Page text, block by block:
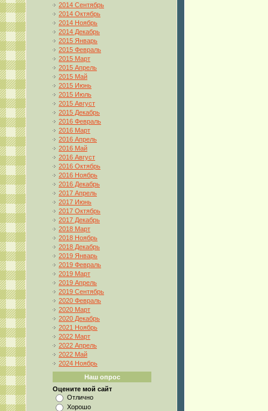
2014 Сентябрь
2014 Октябрь
2014 Ноябрь
2014 Декабрь
2015 Январь
2015 Февраль
2015 Март
2015 Апрель
2015 Май
2015 Июнь
2015 Июль
2015 Август
2015 Декабрь
2016 Февраль
2016 Март
2016 Апрель
2016 Май
2016 Август
2016 Октябрь
2016 Ноябрь
2016 Декабрь
2017 Апрель
2017 Июнь
2017 Октябрь
2017 Декабрь
2018 Март
2018 Ноябрь
2018 Декабрь
2019 Январь
2019 Февраль
2019 Март
2019 Апрель
2019 Сентябрь
2020 Февраль
2020 Март
2020 Декабрь
2021 Ноябрь
2022 Март
2022 Апрель
2022 Май
2024 Ноябрь
Наш опрос
Оцените мой сайт
Отлично
Хорошо